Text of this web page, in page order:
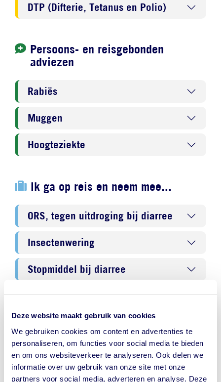
Deze website maakt gebruik van cookies
We gebruiken cookies om content en advertenties te
personaliseren, om functies voor social media te bieden
en om ons websiteverkeer te analyseren. Ook delen we
informatie over uw gebruik van onze site met onze
partners voor social media, adverteren en analyse. Deze
DTP (Difterie, Tetanus en Polio)
Persoons- en reisgebonden
adviezen
Rabiës
Muggen
Hoogteziekte
Ik ga op reis en neem mee...
ORS, tegen uitdroging bij diarree
Insectenwering
Stopmiddel bij diarree
NederlandWereldwijd - Ministerie
van Buitenlandse Zaken
Reisadvies Chili